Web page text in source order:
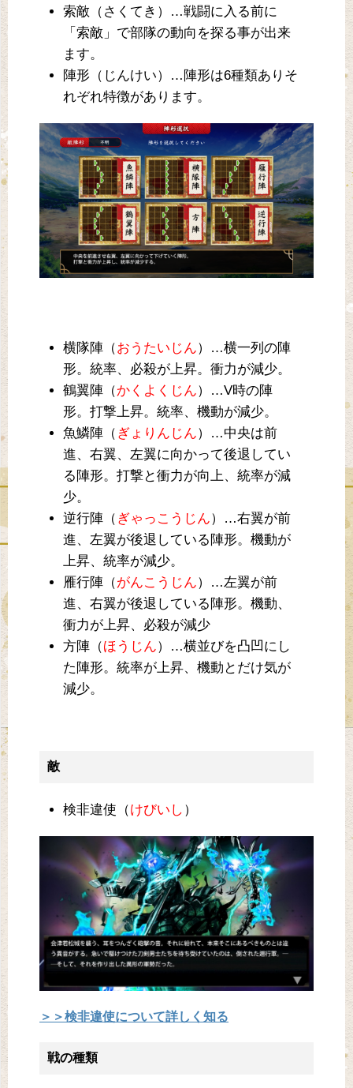
索敵（さくてき）…戦闘に入る前に
「索敵」で部隊の動向を探る事が出来
ます。
陣形（じんけい）…陣形は6種類ありそ
れぞれ特徴があります。
横隊陣（おうたいじん）…横一列の陣
形。統率、必殺が上昇。衝力が減少。
鶴翼陣（かくよくじん）…V時の陣
形。打撃上昇。統率、機動が減少。
魚鱗陣（ ぎょりんじん）…中央は前
進、右翼、左翼に向かって後退してい
る陣形。打撃と衝力が向上、統率が減
少。
逆行陣（ ぎゃっこうじん）…右翼が前
進、左翼が後退している陣形。機動が
上昇、統率が減少。
雁行陣（がんこうじん）…左翼が前
進、右翼が後退している陣形。機動、
衝力が上昇、必殺が減少
方陣（ほうじん）…横並びを凸凹にし
た陣形。統率が上昇、機動とだけ気が
減少。
敵
検非違使（けびいし ）
＞＞検非違使について詳しく知る
戦の種類